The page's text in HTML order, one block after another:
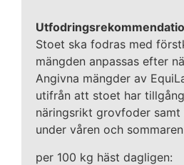
Stoet ska fodras med
mängden anpassas efter
Angivna mängder av
utifrån att stoet har
näringsrikt grovfoder
under våren och
per 100 kg häst dagligen: